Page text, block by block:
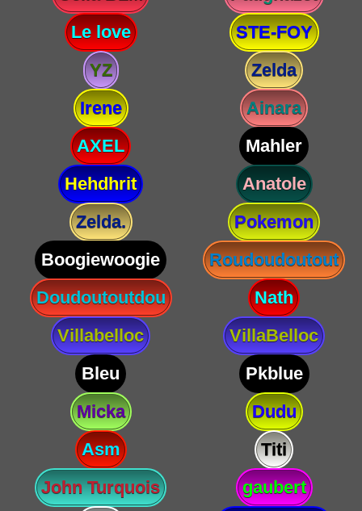
Le love
STE-FOY
YZ
Zelda
Irene
Ainara
AXEL
Mahler
Hehdhrit
Anatole
Zelda.
Pokemon
Boogiewoogie
Roudoudoutout
Doudoutoutdou
Nath
Villabelloc
VillaBelloc
Bleu
Pkblue
Micka
Dudu
Asm
Titi
John Turquois
gaubert